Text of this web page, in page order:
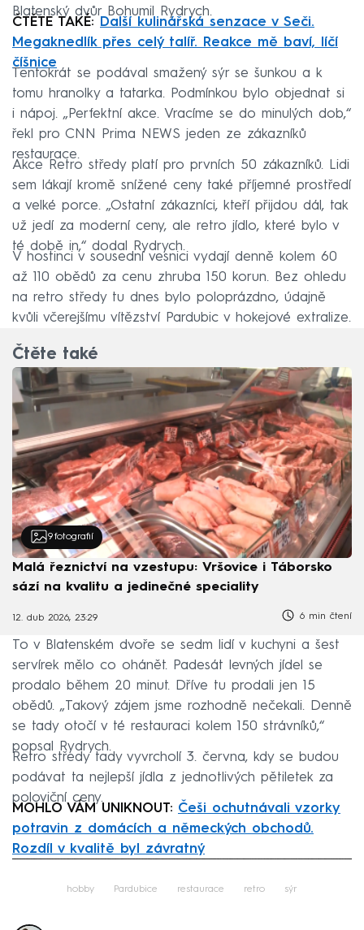
Blatenský dvůr Bohumil Rydrych.
ČTĚTE TAKÉ:
Další kulinářská senzace v Seči.
Megaknedlík přes celý talíř. Reakce mě baví, líčí
číšnice
Tentokrát se podával smažený sýr se šunkou a k
tomu hranolky a tatarka. Podmínkou bylo objednat si
i nápoj. „Perfektní akce. Vracíme se do minulých dob,“
řekl pro CNN Prima NEWS jeden ze zákazníků
restaurace.
Akce Retro středy platí pro prvních 50 zákazníků. Lidi
sem lákají kromě snížené ceny také příjemné prostředí
a velké porce. „Ostatní zákazníci, kteří přijdou dál, tak
už jedí za moderní ceny, ale retro jídlo, které bylo v
té době in,“ dodal Rydrych.
V hostinci v sousední vesnici vydají denně kolem 60
až 110 obědů za cenu zhruba 150 korun. Bez ohledu
na retro středy tu dnes bylo poloprázdno, údajně
kvůli včerejšímu vítězství Pardubic v hokejové extralize.
Čtěte také
9 fotografií
Malá řeznictví na vzestupu: Vršovice i Táborsko
sází na kvalitu a jedinečné speciality
12. dub 2026, 23:29 6 min čtení
To v Blatenském dvoře se sedm lidí v kuchyni a šest
servírek mělo co ohánět. Padesát levných jídel se
prodalo během 20 minut. Dříve tu prodali jen 15
obědů. „Takový zájem jsme rozhodně nečekali. Denně
se tady otočí v té restauraci kolem 150 strávníků,“
popsal Rydrych.
Retro středy tady vyvrcholí 3. června, kdy se budou
podávat ta nejlepší jídla z jednotlivých pětiletek za
poloviční ceny.
MOHLO VÁM UNIKNOUT: Češi ochutnávali vzorky
potravin z domácích a německých obchodů.
Rozdíl v kvalitě byl závratný
hobby Pardubice restaurace retro sýr